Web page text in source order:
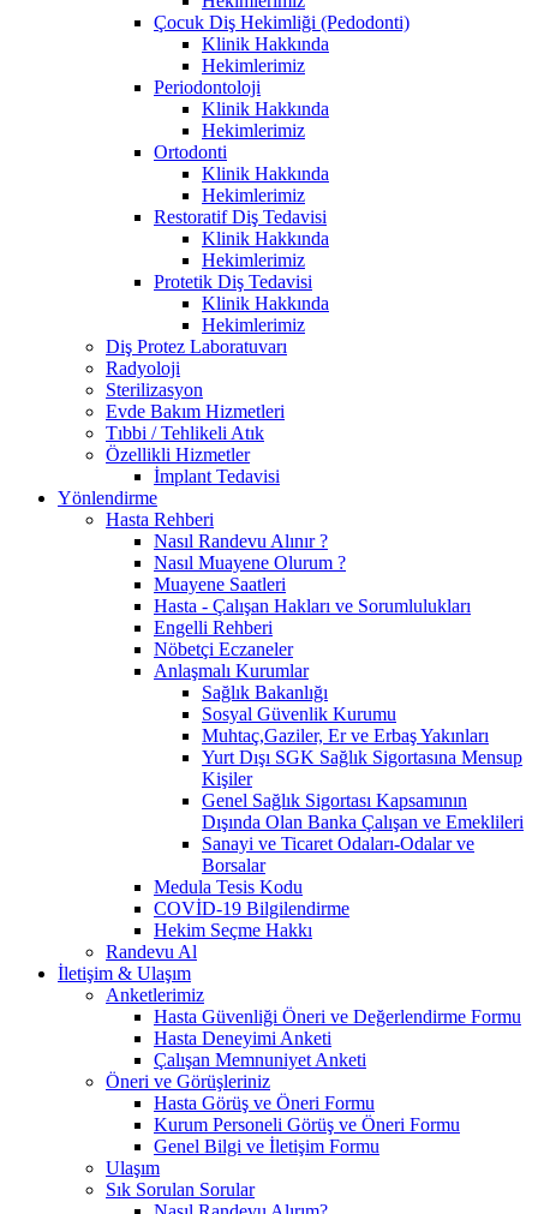
Çocuk Diş Hekimliği (Pedodonti)
Klinik Hakkında
Hekimlerimiz
Periodontoloji
Klinik Hakkında
Hekimlerimiz
Ortodonti
Klinik Hakkında
Hekimlerimiz
Restoratif Diş Tedavisi
Klinik Hakkında
Hekimlerimiz
Protetik Diş Tedavisi
Klinik Hakkında
Hekimlerimiz
Diş Protez Laboratuvarı
Radyoloji
Sterilizasyon
Evde Bakım Hizmetleri
Tıbbi / Tehlikeli Atık
Özellikli Hizmetler
İmplant Tedavisi
Yönlendirme
Hasta Rehberi
Nasıl Randevu Alınır ?
Nasıl Muayene Olurum ?
Muayene Saatleri
Hasta - Çalışan Hakları ve Sorumlulukları
Engelli Rehberi
Nöbetçi Eczaneler
Anlaşmalı Kurumlar
Sağlık Bakanlığı
Sosyal Güvenlik Kurumu
Muhtaç,Gaziler, Er ve Erbaş Yakınları
Yurt Dışı SGK Sağlık Sigortasına Mensup
Kişiler
Genel Sağlık Sigortası Kapsamının
Dışında Olan Banka Çalışan ve Emeklileri
Sanayi ve Ticaret Odaları-Odalar ve
Borsalar
Medula Tesis Kodu
COVİD-19 Bilgilendirme
Hekim Seçme Hakkı
Randevu Al
İletişim & Ulaşım
Anketlerimiz
Hasta Güvenliği Öneri ve Değerlendirme Formu
Hasta Deneyimi Anketi
Çalışan Memnuniyet Anketi
Öneri ve Görüşleriniz
Hasta Görüş ve Öneri Formu
Kurum Personeli Görüş ve Öneri Formu
Genel Bilgi ve İletişim Formu
Ulaşım
Sık Sorulan Sorular